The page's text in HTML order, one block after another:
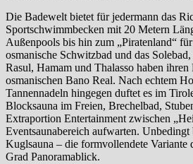
Die Badewelt bietet für jedermann das
Sportschwimmbecken mit 20 Metern
Außenpools bis hin zum „Piratenland“
osmanische Schwitzbad und das
Rasul, Hamam und Thalasso haben
osmanischen Bano Real. Nach echtem
Tannennadeln hingegen duftet es im
Blocksauna im Freien, Brechelbad,
Extraportion Entertainment zwischen
Eventsaunabereich aufwarten.
Kuglsauna – die formvollendete Variante
Grad Panoramablick.